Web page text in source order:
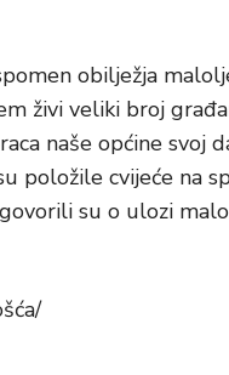
obilježja
živi veliki broj
naše općine svoj
položile cvijeće na
su o ulozi